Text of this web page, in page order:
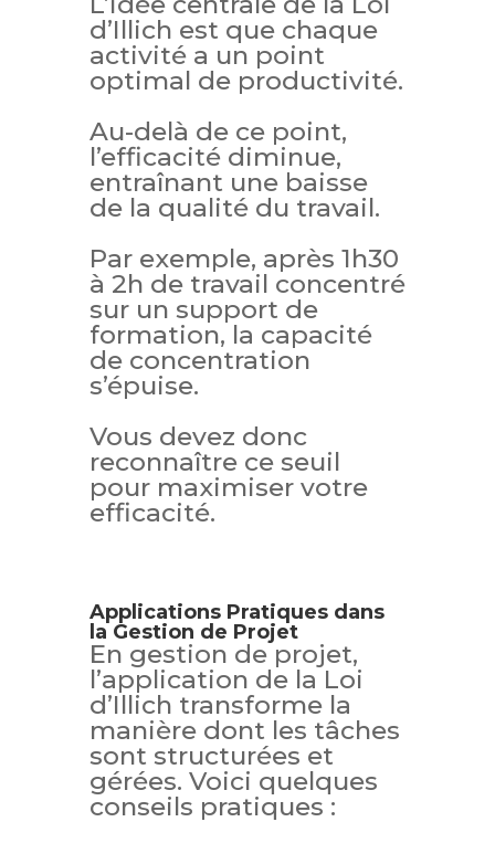
d’Illich est que chaque
activité a un point
optimal de productivité.
Au-delà de ce point,
l’efficacité diminue,
entraînant une baisse
de la qualité du travail.
Par exemple, après 1h30
à 2h de travail concentré
sur un support de
formation, la capacité
de concentration
s’épuise.
Vous devez donc
reconnaître ce seuil
pour maximiser votre
efficacité.
Applications Pratiques dans
la Gestion de Projet
En gestion de projet,
l’application de la Loi
d’Illich transforme la
manière dont les tâches
sont structurées et
gérées. Voici quelques
conseils pratiques :